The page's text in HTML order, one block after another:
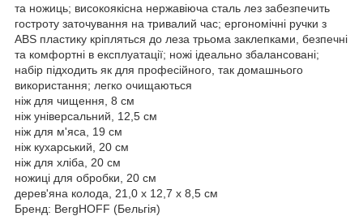
та ножиць; високоякісна нержавіюча сталь лез забезпечить
гостроту заточування на тривалий час; ергономічні ручки з
ABS пластику кріпляться до леза трьома заклепками, безпечні
та комфортні в експлуатації; ножі ідеально збалансовані;
набір підходить як для професійного, так домашнього
використання; легко очищаються
ніж для чищення, 8 см
ніж універсальний, 12,5 см
ніж для м'яса, 19 см
ніж кухарський, 20 см
ніж для хліба, 20 см
ножиці для обробки, 20 см
дерев'яна колода, 21,0 x 12,7 x 8,5 см
Бренд: BergHOFF (Бельгія)